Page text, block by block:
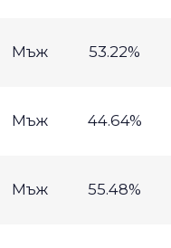
Мъж 53.22%
Мъж 44.64%
Мъж 55.48%